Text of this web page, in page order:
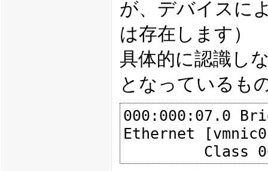
が、デバイスに
は存在します）
具体的に認識し
となっているも
000:000:07.0
Ethernet